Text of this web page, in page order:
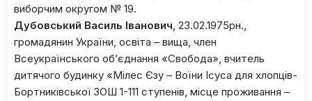
виборчим округом № 19.
Дубовський Василь Іванович, 23.02.1975рн.,
громадянин України, освіта – вища, член
Всеукраїнського об’єднання «Свобода», вчитель
дитячого будинку «Мілес Єзу – Воїни Ісуса для хлопців-
Бортниківської ЗОШ 1-111 ступенів, місце проживання –